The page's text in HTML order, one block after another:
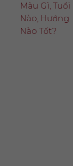
Màu Gì, Tuổi
Nào, Hướng
Nào Tốt?